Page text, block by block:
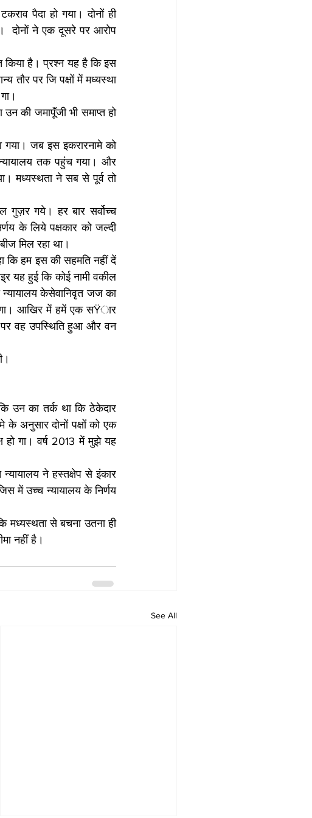
पैदा हो गया। दोनों ही
दोनों ने एक दूसरे पर आरोप
किया है। प्रश्न यह है कि इस
पर जि पक्षों में मध्यस्था
की जमापूॅंजी भी समाप्त हो
जब इस इकरारनामे को
न्यायालय तक पहुंच गया। और
मध्यस्थता ने सब से पूर्व तो
गुज़र गये। हर बार सर्वोच्च
के लिये पक्षकार को जल्दी
मिल रहा था।
कि हम इस की सहमति नहीं दें
यह हुई कि कोई नामी वकील
न्यायालय केसेवानिवृत जज का
गा। आखिर में हमें एक सŸार
पर वह उपस्थिति हुआ और वन
उन का तर्क था कि ठेकेदार
के अनुसार दोनों पक्षों को एक
हो गा। वर्ष 2013 में मुझे यह
ने हस्तक्षेप से इंकार
में उच्च न्यायालय के निर्णय
मध्यस्थता से बचना उतना ही
नहीं है।
See All